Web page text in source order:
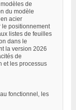
de
du modèle
acier
positionnement
listes de feuilles
dans le
la version 2026
de
et les processus
fonctionnel, les